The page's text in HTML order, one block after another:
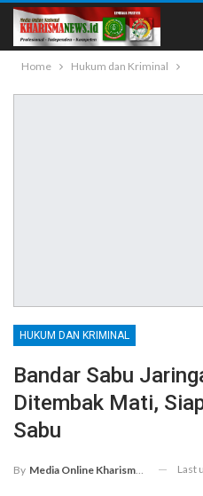
Home Hukum dan Kriminal
HUKUM DAN KRIMINAL
Bandar Sabu
Ditembak Mati,
Sabu
By Media Online Kharismanews.id Last